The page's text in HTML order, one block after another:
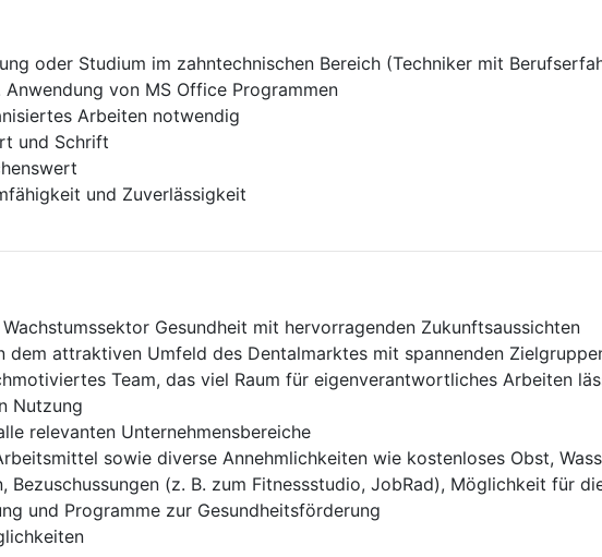
oder Studium im zahntechnischen Bereich (Techniker mit
von MS Office Programmen
Arbeiten notwendig
und Schrift
und Zuverlässigkeit
Gesundheit mit hervorragenden Zukunftsaussichten
dem attraktiven Umfeld des Dentalmarktes mit spannenden
Team, das viel Raum für eigenverantwortliches Arbeiten
Nutzung
relevanten Unternehmensbereiche
sowie diverse Annehmlichkeiten wie kostenloses Obst,
Bezuschussungen (z. B. zum Fitnessstudio, JobRad), Möglichkeit für
und Programme zur Gesundheitsförderung